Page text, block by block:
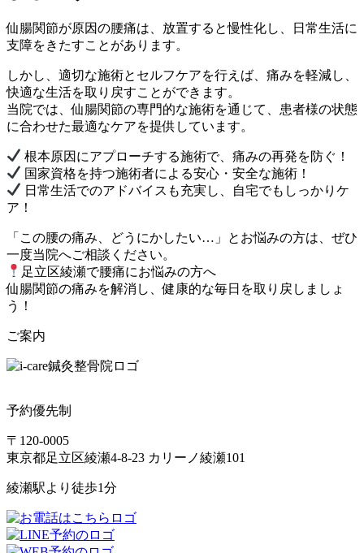
仙腸関節が原因の腰痛は、放置すると慢性化し、日常生活に
支障をきたすことがあります。
しかし、適切な施術とセルフケアを行えば、痛みを軽減し、
快適な生活を取り戻すことができます。
当院では、仙腸関節の専門的な施術を通じて、患者様の状態
に合わせた最適なケアを提供しています。
根本原因にアプローチする施術で、痛みの再発を防ぐ！
国家資格を持つ施術者による安心・安全な施術！
日常生活でのアドバイスも充実し、自宅でもしっかりケ
ア！
「この腰の痛み、どうにかしたい…」とお悩みの方は、ぜひ
一度当院へご相談ください。
足立区綾瀬で腰痛にお悩みの方へ
仙腸関節の痛みを解消し、健康的な毎日を取り戻しましょ
う！
ご案内
予約優先制
〒120-0005
東京都足立区綾瀬4-8-23 カリーノ綾瀬101
綾瀬駅より徒歩1分